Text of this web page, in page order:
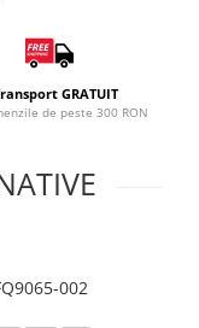
GRATUIT
de peste 300 RON
002